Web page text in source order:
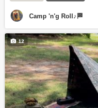
Camp 'n'g Roll♪🏁
12